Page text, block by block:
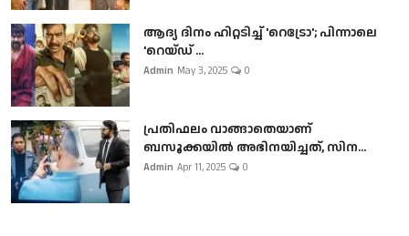
ആദ്യ ദിനം ഹിറ്റടിച്ച് 'റെട്രോ'; പിന്നാലെ
'റെയ്ഡ് ...
Admin May 3, 2025 0
പ്രതിഫലം വാങ്ങാതെയാണ്
ബസൂക്കയില്‍ അഭിനയിച്ചത്, സിന...
Admin Apr 11, 2025 0